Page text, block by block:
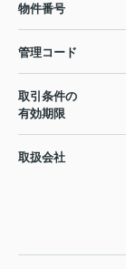
物件番号
管理コード
取引条件の
有効期限
取扱会社